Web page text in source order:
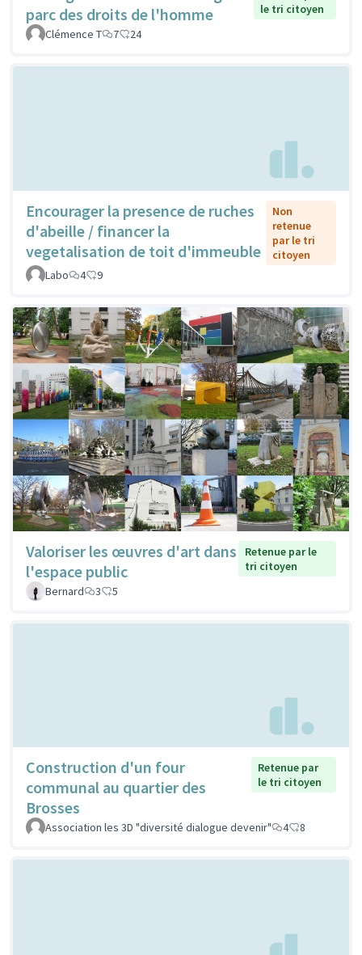
parc des droits de l'homme
le tri citoyen
Clémence T
7 24
Encourager la presence de ruches
d'abeille / financer la
vegetalisation de toit d'immeuble
Non
retenue
par le tri
citoyen
Labo
4 9
Valoriser les œuvres d'art dans
l'espace public
Retenue par le
tri citoyen
Bernard
3 5
Construction d'un four
communal au quartier des
Brosses
Retenue par
le tri citoyen
Association les 3D "diversité dialogue devenir" 4 8